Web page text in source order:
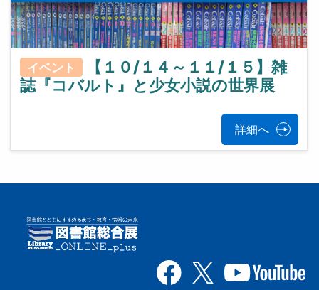
イベント
【１０/１４～１１/１５】雑
誌『コバルト』と少女小説の世界展
詳細へ